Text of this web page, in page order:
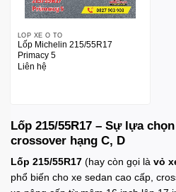
LỐP XE Ô TÔ
Lốp Michelin 215/55R17
Primacy 5
Liên hệ
Lốp 215/55R17 – Sự lựa
crossover hạng C, D
Lốp 215/55R17 (hay còn gọi là vỏ
phổ biến cho xe sedan cao cấp,